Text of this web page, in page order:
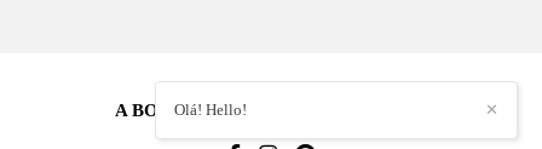
A BORDO FOTOGRAFIA ✕
Olá! Hello!